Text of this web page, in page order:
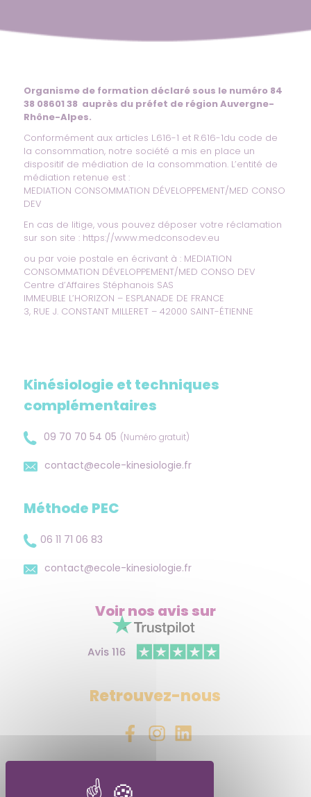
Organisme de formation déclaré sous le numéro 84
38 08601 38 auprès du préfet de région Auvergne-
Rhône-Alpes.
Conformément aux articles L.616-1 et R.616-1du code de
la consommation, notre société a mis en place un
dispositif de médiation de la consommation. L’entité de
médiation retenue est :
MEDIATION CONSOMMATION DÉVELOPPEMENT/MED CONSO
DEV
En cas de litige, vous pouvez déposer votre réclamation
sur son site : https://www.medconsodev.eu
ou par voie postale en écrivant à : MEDIATION
CONSOMMATION DÉVELOPPEMENT/MED CONSO DEV
Centre d’Affaires Stéphanois SAS
IMMEUBLE L’HORIZON – ESPLANADE DE FRANCE
3, RUE J. CONSTANT MILLERET – 42000 SAINT-ÉTIENNE
Kinésiologie et techniques
complémentaires
09 70 70 54 05 (Numéro gratuit)
contact@ecole-kinesiologie.fr
Méthode PEC
06 11 71 06 83
contact@ecole-kinesiologie.fr
Voir nos avissur
Retrouvez-nous